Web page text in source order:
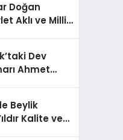
Doğan
Aklı ve Milli
Dev
Ahmet
City”
Geçirecek
Beylik
Kalite ve